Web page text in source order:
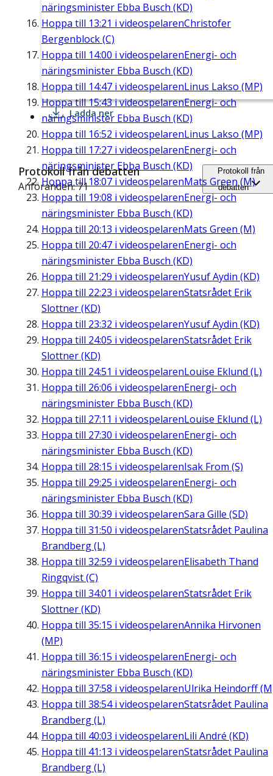
näringsminister Ebba Busch (KD)
Hoppa till 13:21 i videospelarenChristofer
Bergenblock (C)
Hoppa till 14:00 i videospelarenEnergi- och
näringsminister Ebba Busch (KD)
Hoppa till 14:47 i videospelarenLinus Lakso (MP)
Hoppa till15:43i videospelarenEnergi- och
näringsminister Ebba Busch (KD)
Hoppa till 16:52 i videospelarenLinus Lakso (MP)
Hoppa till 17:27 i videospelarenEnergi- och
näringsminister Ebba Busch (KD)
Hoppa till 18:07 i videospelarenMats Green (M)
Hoppa till 19:08 i videospelarenEnergi- och
näringsminister Ebba Busch (KD)
Hoppa till 20:13 i videospelarenMats Green (M)
Hoppa till 20:47 i videospelarenEnergi- och
näringsminister Ebba Busch (KD)
Hoppa till 21:29 i videospelarenYusuf Aydin (KD)
Hoppa till 22:23 i videospelarenStatsrådet Erik
Slottner (KD)
Hoppa till 23:32 i videospelarenYusuf Aydin (KD)
Hoppa till 24:05 i videospelarenStatsrådet Erik
Slottner (KD)
Hoppa till 24:51 i videospelarenLouise Eklund (L)
Hoppa till 26:06 i videospelarenEnergi- och
näringsminister Ebba Busch (KD)
Hoppa till 27:11 i videospelarenLouise Eklund (L)
Hoppa till 27:30 i videospelarenEnergi- och
näringsminister Ebba Busch (KD)
Hoppa till 28:15 i videospelarenIsak From (S)
Hoppa till 29:25 i videospelarenEnergi- och
näringsminister Ebba Busch (KD)
Hoppa till 30:39 i videospelarenSara Gille (SD)
Hoppa till 31:50 i videospelarenStatsrådet Paulina
Brandberg (L)
Hoppa till 32:59 i videospelarenElisabeth Thand
Ringqvist (C)
Hoppa till 34:01 i videospelarenStatsrådet Erik
Slottner (KD)
Hoppa till 35:15 i videospelarenAnnika Hirvonen
(MP)
Hoppa till 36:15 i videospelarenEnergi- och
näringsminister Ebba Busch (KD)
Hoppa till 37:58 i videospelarenUlrika Heindorff
Hoppa till 38:54i videospelarenStatsrådet Paulina
Brandberg (L)
Hoppa till 40:03 i videospelarenLili André (KD)
Hoppa till 41:13 i videospelarenStatsrådet Paulina
Brandberg (L)
Ladda ner
Protokoll från debatten
Anföranden: 71
Protokoll från
debatten